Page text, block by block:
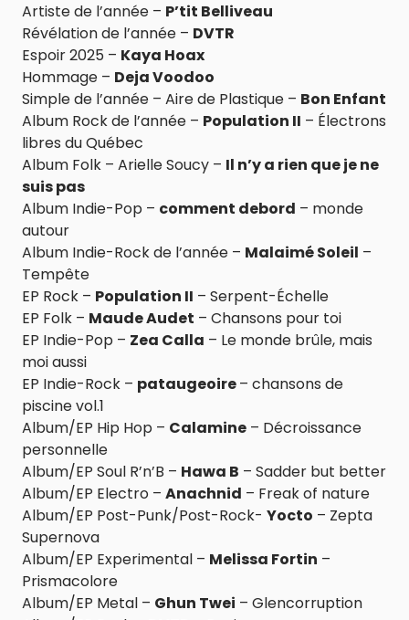
Artiste de l’année – P’tit Belliveau
Révélation de l’année – DVTR
Espoir 2025 – Kaya Hoax
Hommage – Deja Voodoo
Simple de l’année – Aire de Plastique – Bon Enfant
Album Rock de l’année – Population II – Électrons
libres du Québec
Album Folk – Arielle Soucy – Il n’y a rien que je ne
suis pas
Album Indie-Pop – comment debord – monde
autour
Album Indie-Rock de l’année – Malaimé Soleil –
Tempête
EP Rock – Population II – Serpent-Échelle
EP Folk – Maude Audet – Chansons pour toi
EP Indie-Pop – Zea Calla – Le monde brûle, mais
moi aussi
EP Indie-Rock – pataugeoire– chansons de
piscine vol.1
Album/EP Hip Hop – Calamine – Décroissance
personnelle
Album/EP Soul R’n’B – Hawa B – Sadder but better
Album/EP Electro – Anachnid – Freak of nature
Album/EP Post-Punk/Post-Rock- Yocto – Zepta
Supernova
Album/EP Experimental – Melissa Fortin –
Prismacolore
Album/EP Metal – Ghun Twei – Glencorruption